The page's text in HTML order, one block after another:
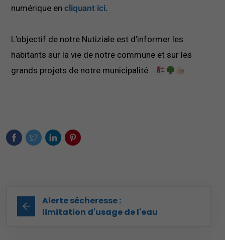
numérique en cliquant ici.
L’objectif de notre Nutiziale est d’informer les
habitants sur la vie de notre commune et sur les
grands projets de notre municipalité…
Alerte sécheresse :
limitation d'usage de l'eau